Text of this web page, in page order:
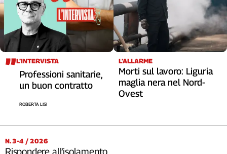
L’INTERVISTA
Professioni sanitarie,
un buon contratto
ROBERTA LISI
L’ALLARME
Morti sul lavoro: Liguria
maglia nera nel Nord-
Ovest
N. 3-4 / 2026
Rispondere all’isolamento